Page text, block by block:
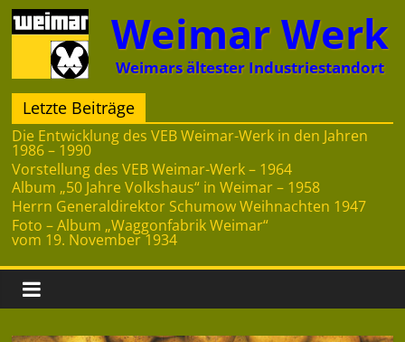
Zum
Inhalt
springen
Weimar Werk
Weimars ältester Industriestandort
Letzte Beiträge
Die Entwicklung des VEB Weimar-Werk in den Jahren
1986 – 1990
Vorstellung des VEB Weimar-Werk – 1964
Album „50 Jahre Volkshaus“ in Weimar – 1958
Herrn Generaldirektor Schumow Weihnachten 1947
Foto – Album „Waggonfabrik Weimar“
vom 19. November 1934